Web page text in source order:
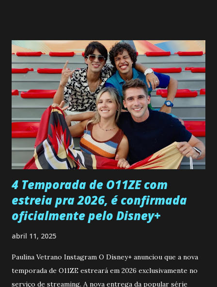
confessa a Gabriel que ele demonstrou ser o tipo de
pessoa que ela tanto desejou durante toda a vida. Camila
entra no quarto de Gabriel e imagina como seria o
encontro deles, quando conseguir seduzi-lo. Manuel avisa a
Paula sobre a suposta infidelidade de Gabriel com Joana.
Rogerio consegue se livrar de todas as suspeitas pelo
desaparecimento de Francisco, apontando que ele poderia
ter sido vítima da fúria de Gabriel. Artur informa a Gabriel
que a clínica inseminou por engano outra paciente, que está
...
4 Temporada de O11ZE com
estreia pra 2026, é confirmada
oficialmente pelo Disney+
abril 11, 2025
Paulina Vetrano Instagram O Disney+ anunciou que a nova
temporada de O11ZE estreará em 2026 exclusivamente no
serviço de streaming. A nova entrega da popular série